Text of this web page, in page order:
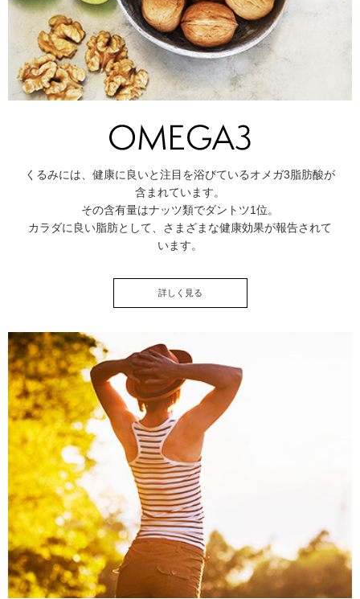
くるみには、健康に良いと注目を浴びているオメガ3脂肪酸が
含まれています。
その含有量はナッツ類でダントツ1位。
カラダに良い脂肪として、さまざまな健康効果が報告されて
います。
詳しく見る